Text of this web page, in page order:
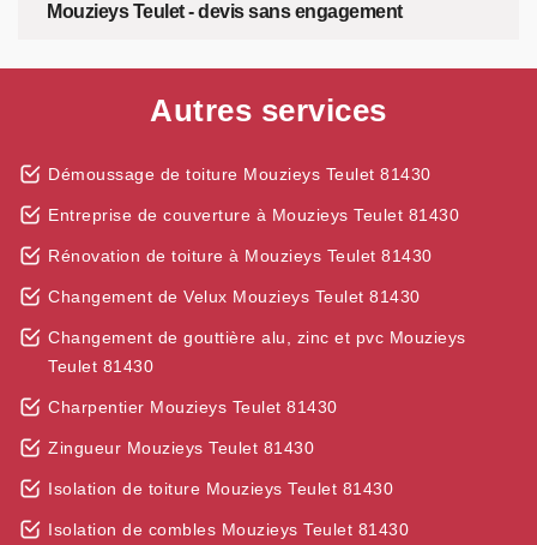
Mouzieys Teulet - devis sans engagement
Autres services
Démoussage de toiture Mouzieys Teulet 81430
Entreprise de couverture à Mouzieys Teulet 81430
Rénovation de toiture à Mouzieys Teulet 81430
Changement de Velux Mouzieys Teulet 81430
Changement de gouttière alu, zinc et pvc Mouzieys
Teulet 81430
Charpentier Mouzieys Teulet 81430
Zingueur Mouzieys Teulet 81430
Isolation de toiture Mouzieys Teulet 81430
Isolation de combles Mouzieys Teulet 81430